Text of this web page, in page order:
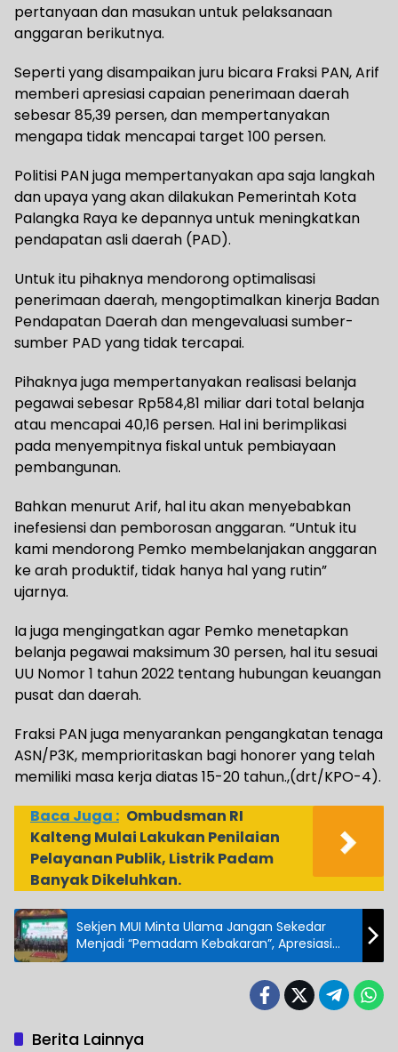
pertanyaan dan masukan untuk pelaksanaan
anggaran berikutnya.
Seperti yang disampaikan juru bicara Fraksi PAN, Arif
memberi apresiasi capaian penerimaan daerah
sebesar 85,39 persen, dan mempertanyakan
mengapa tidak mencapai target 100 persen.
Politisi PAN juga mempertanyakan apa saja langkah
dan upaya yang akan dilakukan Pemerintah Kota
Palangka Raya ke depannya untuk meningkatkan
pendapatan asli daerah (PAD).
Untuk itu pihaknya mendorong optimalisasi
penerimaan daerah, mengoptimalkan kinerja Badan
Pendapatan Daerah dan mengevaluasi sumber-
sumber PAD yang tidak tercapai.
Pihaknya juga mempertanyakan realisasi belanja
pegawai sebesar Rp584,81 miliar dari total belanja
atau mencapai 40,16 persen. Hal ini berimplikasi
pada menyempitnya fiskal untuk pembiayaan
pembangunan.
Bahkan menurut Arif, hal itu akan menyebabkan
inefesiensi dan pemborosan anggaran. “Untuk itu
kami mendorong Pemko membelanjakan anggaran
ke arah produktif, tidak hanya hal yang rutin”
ujarnya.
Ia juga mengingatkan agar Pemko menetapkan
belanja pegawai maksimum 30 persen, hal itu sesuai
UU Nomor 1 tahun 2022 tentang hubungan keuangan
pusat dan daerah.
Fraksi PAN juga menyarankan pengangkatan tenaga
ASN/P3K, memprioritaskan bagi honorer yang telah
memiliki masa kerja diatas 15-20 tahun.,(drt/KPO-4).
Baca Juga : Ombudsman RI
Kalteng Mulai Lakukan Penilaian
Pelayanan Publik, Listrik Padam
Banyak Dikeluhkan.
Sekjen MUI Minta Ulama Jangan Sekedar
Menjadi “Pemadam Kebakaran”, Apresiasi
Rakorda se Kalimantan
Berita Lainnya